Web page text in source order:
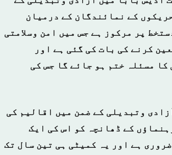
کے نمائندگان کے درمیان
پر مرکوز ہے جس میں امن وسلامتی
کرنے کی بات کی گئی ہے اور
مسئلہ ختم ہو جائے گا جس کی
وتبدیلی کے ضمن میں اقالیم کی
کے ڈھانچہ کو اس کی ایک
ہے اور یہ کمیٹی ہی تین سال تک